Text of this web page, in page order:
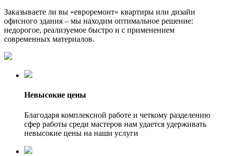
Заказываете ли вы «евроремонт» квартиры или дизайн
офисного здания – мы находим оптимальное решение:
недорогое, реализуемое быстро и с применением
современных материалов.
Невысокие цены
Благодаря комплексной работе и четкому разделению
сфер работы среди мастеров нам удается удерживать
невысокие цены на наши услуги